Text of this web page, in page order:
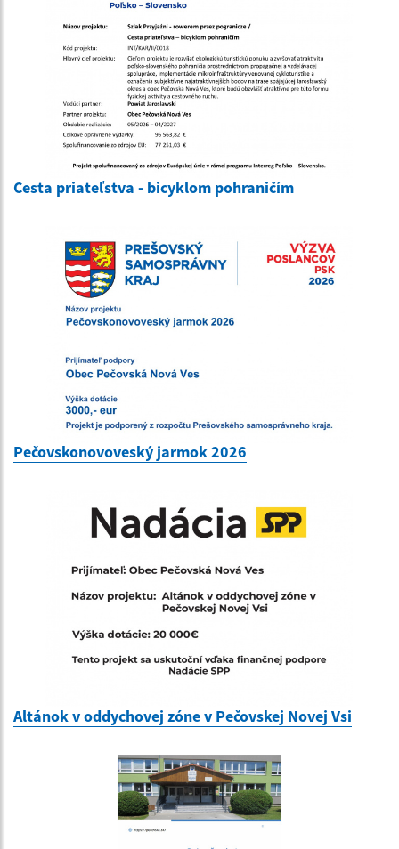
Cesta priateľstva - bicyklom pohraničím
Pečovskonovoveský jarmok 2026
Altánok v oddychovej zóne v Pečovskej Novej Vsi